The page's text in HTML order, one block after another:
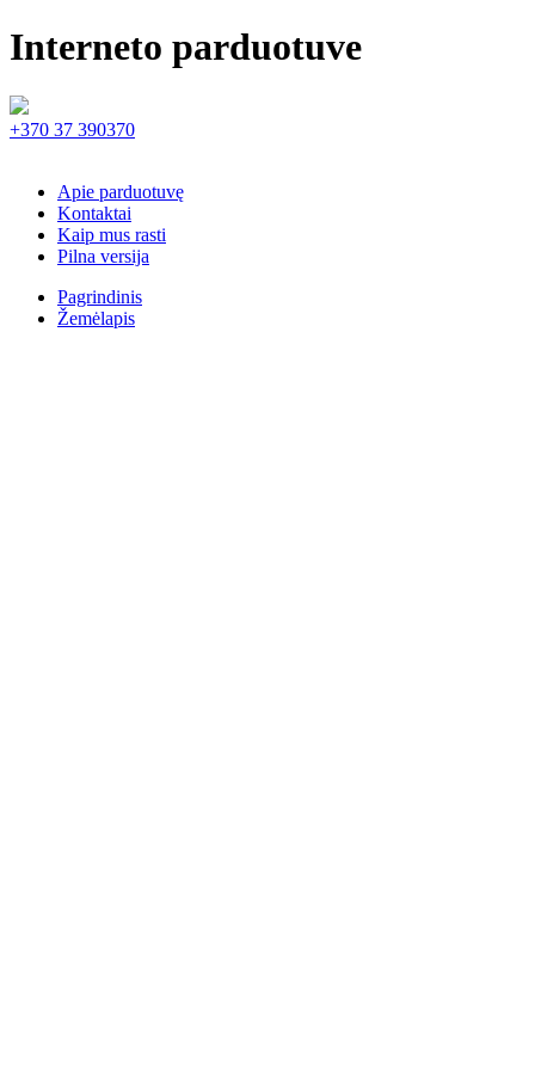
Interneto parduotuve
+370 37 390370
Apie parduotuvę
Kontaktai
Kaip mus rasti
Pilna versija
Pagrindinis
Žemėlapis